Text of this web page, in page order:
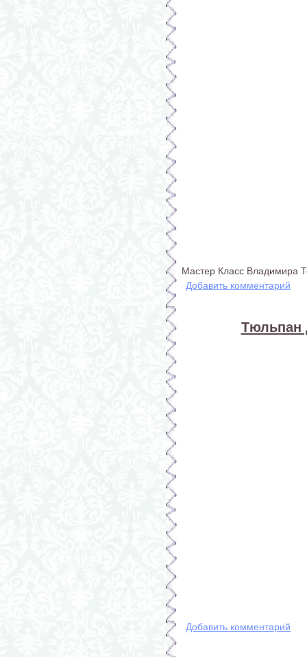
Мастер Класс Владимира
Добавить комментарий
Тюльпан
Добавить комментарий